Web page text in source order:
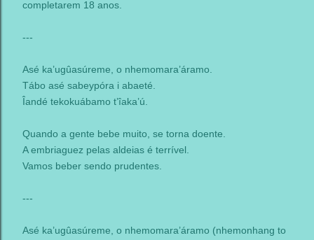
completarem 18 anos.
---
Asé ka’ugûasúreme, o nhemomara’áramo.
Tábo asé sabeypóra i abaeté.
Îandé tekokuábamo t’îaka’ú.
Quando a gente bebe muito, se torna doente.
A embriaguez pelas aldeias é terrível.
Vamos beber sendo prudentes.
---
Asé ka’ugûasúreme, o nhemomara’áramo (nhemonhang to